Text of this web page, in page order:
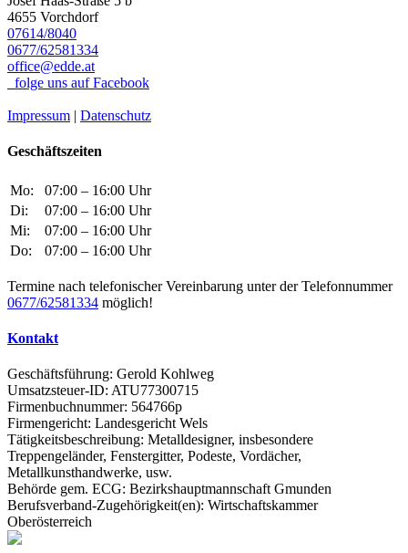
4655 Vorchdorf
07614/8040
0677/62581334
office@edde.at
folge uns auf Facebook
Impressum | Datenschutz
Geschäftszeiten
Mo:
07:00 – 16:00 Uhr
Di:
07:00 – 16:00 Uhr
Mi:
07:00 – 16:00 Uhr
Do:
07:00 – 16:00 Uhr
Termine nach telefonischer Vereinbarung unter der Telefonnummer
0677/62581334 möglich!
Kontakt
Geschäftsführung: Gerold Kohlweg
Umsatzsteuer-ID: ATU77300715
Firmenbuchnummer: 564766p
Firmengericht: Landesgericht Wels
Tätigkeitsbeschreibung: Metalldesigner, insbesondere
Treppengeländer, Fenstergitter, Podeste, Vordächer,
Metallkunsthandwerke, usw.
Behörde gem. ECG: Bezirkshauptmannschaft Gmunden
Berufsverband-Zugehörigkeit(en): Wirtschaftskammer
Oberösterreich